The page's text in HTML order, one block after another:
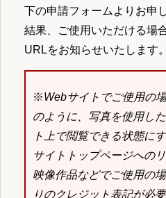
下の申請フォームよりお申
結果、ご使用いただける場
URLをお知らせいたします。
※Webサイトでご使用の
のように、写真を使用し
ト上で閲覧できる状態に
サイトトップページへの
映像作品などでご使用の
りのクレジット表記が必要